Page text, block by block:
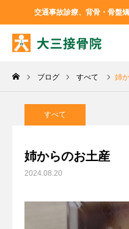
交通事故診療、背骨・骨盤
ブログ すべて 姉
すべて
姉からのお土産
2024.08.20
TEL
アクセス
Facebook
診療メニュー